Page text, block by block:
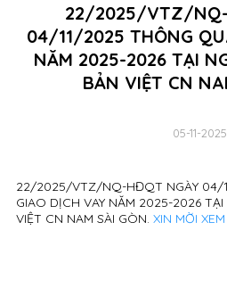
22/2025/VTZ/NQ-
04/11/2025 THÔNG
NĂM 2025-2026 TẠI
BẢN VIỆT CN
05-11-2025
22/2025/VTZ/NQ-HĐQT NGÀY 04/
GIAO DỊCH VAY NĂM 2025-2026
VIỆT CN NAM SÀI GÒN. XIN MỜI